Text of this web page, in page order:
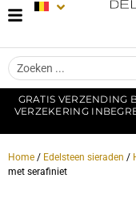
GRATIS VERZENDING
VERZEKERING
Home / Edelsteen sieraden /
met serafiniet